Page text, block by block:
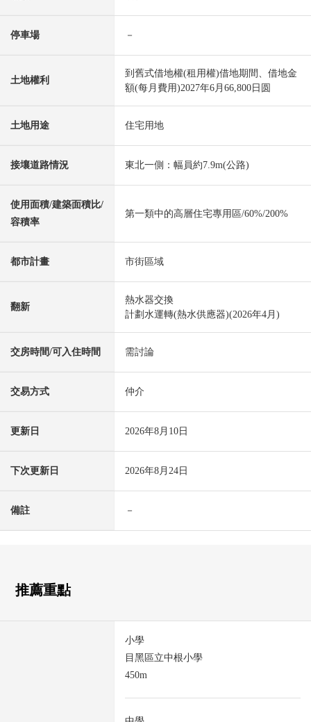
停車場 －
土地權利
到舊式借地權(租用權)借地期間、借地金
額(每月費用)2027年6月66,800日圆
土地用途 住宅用地
接壤道路情況 東北一側：幅員約7.9m(公路)
使用面積/建築面積比/
容積率
第一類中的高層住宅專用區/60%/200%
都市計畫 市街區域
翻新
熱水器交換
計劃水運轉(熱水供應器)(2026年4月)
交房時間/可入住時間 需討論
交易方式 仲介
更新日 2026年8月10日
下次更新日 2026年8月24日
備註 －
推薦重點
小學
目黑區立中根小學
450m